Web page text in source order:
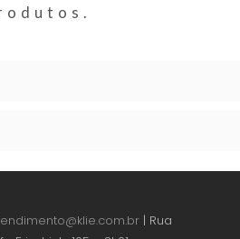
| Rua